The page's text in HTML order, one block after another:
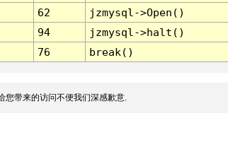
62
jzmysql->Open()
94
jzmysql->halt()
76 break()
您带来的访问不便我们深感歉意.